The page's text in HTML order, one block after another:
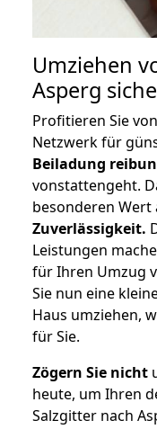
Umziehen
Asperg
Profitieren Sie
Netzwerk für
Beiladung
vonstattengeht.
besonderen Wert
Zuverlässigkeit.
Leistungen
für Ihren Umzug
Sie nun eine
Haus umziehen,
für Sie.
Zögern Sie nicht
heute, um Ihren
Salzgitter nach